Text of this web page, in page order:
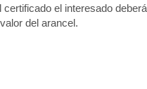
el interesado
del arancel.